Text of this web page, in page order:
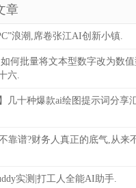
章
浪潮,席卷张江AI创新小镇.
何批量将文本型数字改为数
六.
】几十种爆款ai绘图提示词分享
靠谱?财务人真正的底气,从来
实测|打工人全能AI助手.